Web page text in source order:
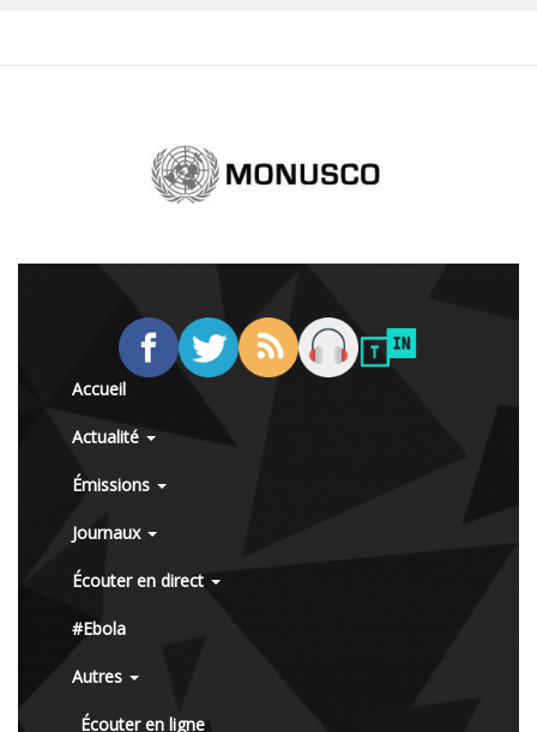
Accueil
Actualité
Émissions
Journaux
Écouter en direct
#Ebola
Autres
Écouter en ligne